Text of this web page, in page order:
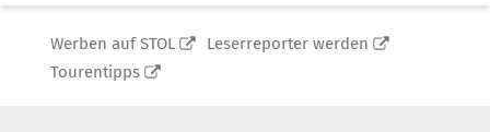
Werben auf STOL
Leserreporter werden
Tourentipps